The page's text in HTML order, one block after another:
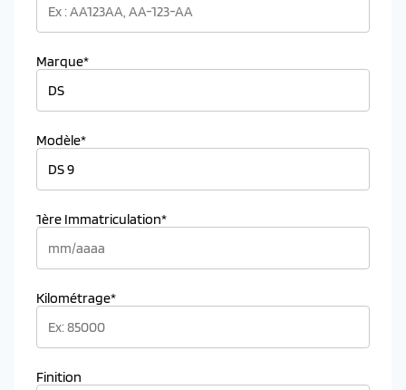
Marque*
Modèle*
1ère Immatriculation*
Kilométrage*
Finition